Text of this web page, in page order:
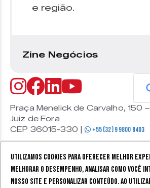
Utilizamos cookies para oferecer melhor
melhorar o desempenho, analisar como você
nosso site e personalizar conteúdo. Ao
e região.
Zine Negócios
Praça Menelick de Carvalho, 150
Juiz de Fora
CEP 36015-330 |
+55 (32) 9 9800 8403